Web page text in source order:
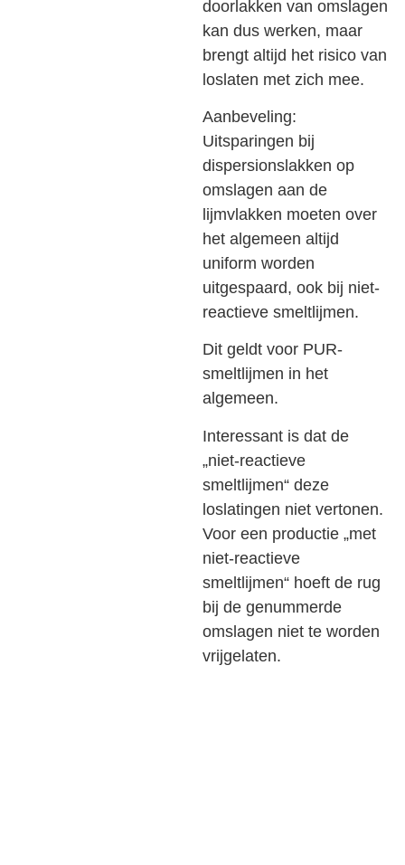
doorlakken van omslagen
kan dus werken, maar
brengt altijd het risico van
loslaten met zich mee.
Aanbeveling:
Uitsparingen bij
dispersionslakken op
omslagen aan de
lijmvlakken moeten over
het algemeen altijd
uniform worden
uitgespaard, ook bij niet-
reactieve smeltlijmen.
Dit geldt voor PUR-
smeltlijmen in het
algemeen.
Interessant is dat de
„niet-reactieve
smeltlijmen“ deze
loslatingen niet vertonen.
Voor een productie „met
niet-reactieve
smeltlijmen“ hoeft de rug
bij de genummerde
omslagen niet te worden
vrijgelaten.